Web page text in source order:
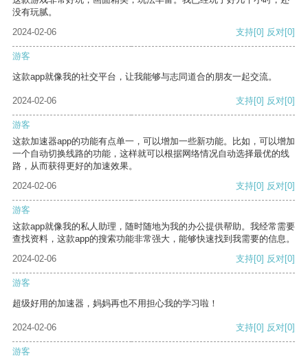
没有玩腻。
2024-02-06
支持[0] 反对[0]
游客
这款app就像我的社交平台，让我能够与志同道合的朋友一起交流。
2024-02-06 支持[0] 反对[0]
游客
这款加速器app的功能有点单一，可以增加一些新功能。比如，可以增加
一个自动切换线路的功能，这样就可以根据网络情况自动选择最优的线
路，从而获得更好的加速效果。
2024-02-06
支持[0] 反对[0]
游客
这款app就像我的私人助理，随时随地为我的办公提供帮助。我经常需要
查找资料，这款app的搜索功能非常强大，能够快速找到我需要的信息。
2024-02-06
支持[0] 反对[0]
游客
超级好用的加速器，妈妈再也不用担心我的学习啦！
2024-02-06 支持[0] 反对[0]
游客